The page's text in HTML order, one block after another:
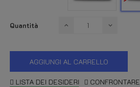
Quantità
AGGIUNGI AL CARRELLO
LISTA DEI DESIDERI CONFRONTARE